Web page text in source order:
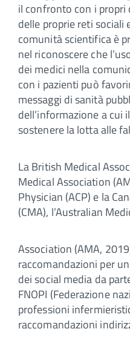
il confronto con i propri
delle proprie reti sociali
comunità scientifica è
nel riconoscere che
dei medici nella
con i pazienti può
messaggi di sanità
dell’informazione a cui
sostenere la lotta alle
La British Medical
Medical Association
Physician (ACP) e la
(CMA), l’Australian
Association (AMA,
raccomandazioni per
dei social media da
FNOPI (Federazione
professioni
raccomandazioni